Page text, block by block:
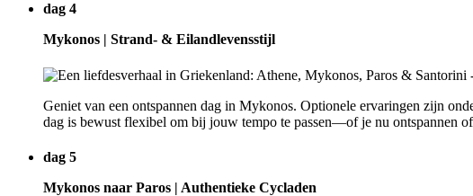
dag 4
Mykonos | Strand- & Eilandlevensstijl
Geniet van een ontspannen dag in Mykonos. Optionele ervaringen zijn
dag is bewust flexibel om bij jouw tempo te passen—of je nu ontspannen
dag 5
Mykonos naar Paros | Authentieke Cycladen